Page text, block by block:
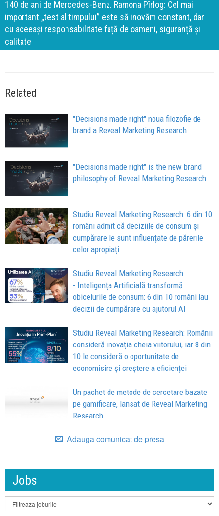
140 de ani de Mercedes-Benz. Ramona Pîrlog: Cel mai
important „test al timpului” este să inovăm constant, dar
cu aceeași responsabilitate față de oameni, siguranță și
calitate
Related
"Decisions made right" noua filozofie de
brand a Reveal Marketing Research
"Decisions made right" is the new brand
philosophy of Reveal Marketing Research
Studiu Reveal Marketing Research: 6 din 10
români admit că deciziile de consum și
cumpărare le sunt influențate de părerile
celor apropiați
Studiu Reveal Marketing Research
- Inteligența Artificială transformă
obiceiurile de consum: 6 din 10 români iau
decizii de cumpărare cu ajutorul AI
Studiu Reveal Marketing Research: Românii
consideră inovația cheia viitorului, iar 8 din
10 le consideră o oportunitate de
economisire și creștere a eficienței
Un pachet de metode de cercetare bazate
pe gamificare, lansat de Reveal Marketing
Research
Adauga comunicat de presa
Jobs